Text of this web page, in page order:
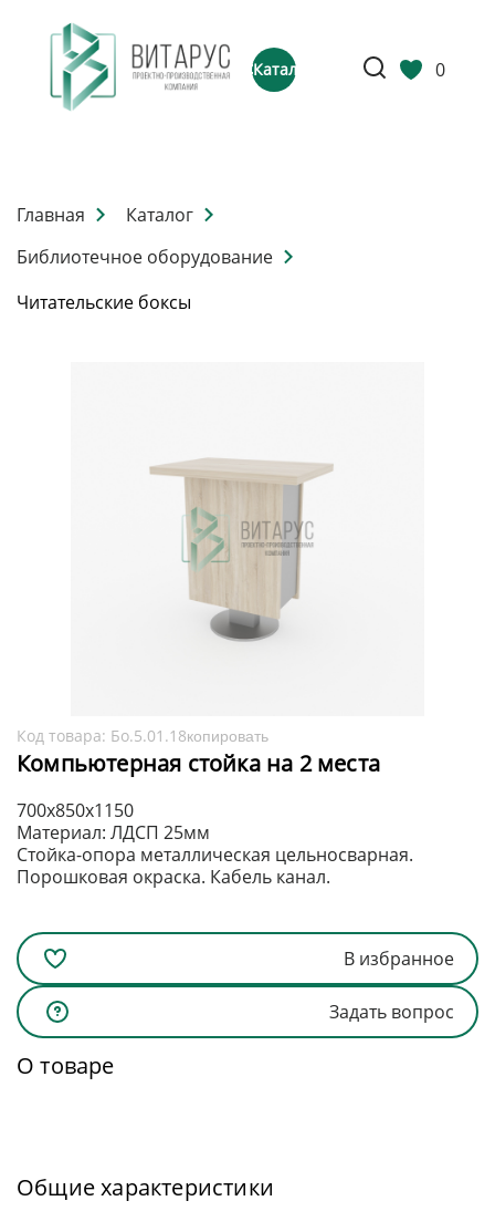
Каталог 0
Главная
Каталог
Библиотечное оборудование
Читательские боксы
Код товара: Бо.5.01.18копировать
Компьютерная стойка на 2 места
Материал: ЛДСП 25мм
Стойка-опора металлическая цельносварная.
Порошковая окраска. Кабель канал.
700х850х1150
В избранное
Задать вопрос
О товаре
Общие характеристики